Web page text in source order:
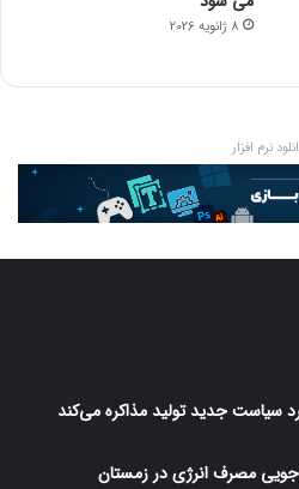
8 ژانویه 2026
نرم افزار
سیاست جدید تولید مذاکره می‌کند
مصرف انرژی در زمستان